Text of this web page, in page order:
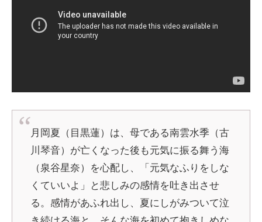
月岡夏（目黒蓮）は、母である南雲水季（古
川琴音）が亡くなった後も元気に振る舞う海
（泉谷星奈）を心配し、「元気なふりをしな
くていいよ」と悲しみの感情を吐き出させ
る。感情があふれ出し、夏にしがみついて泣